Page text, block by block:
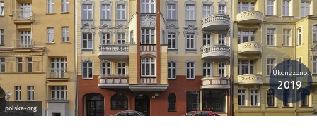
polska-org
Ukończono:
2019